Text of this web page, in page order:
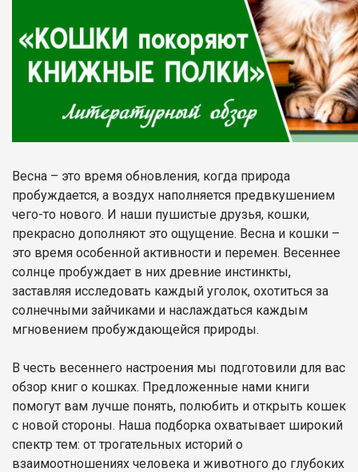
Весна – это время обновления, когда природа
пробуждается, а воздух наполняется предвкушением
чего-то нового. И наши пушистые друзья, кошки,
прекрасно дополняют это ощущение. Весна и кошки –
это время особенной активности и перемен. Весеннее
солнце пробуждает в них древние инстинкты,
заставляя исследовать каждый уголок, охотиться за
солнечными зайчиками и наслаждаться каждым
мгновением пробуждающейся природы.
В честь весеннего настроения мы подготовили для вас
обзор книг о кошках. Предложенные нами книги
помогут вам лучше понять, полюбить и открыть кошек
с новой стороны. Наша подборка охватывает широкий
спектр тем: от трогательных историй о
взаимоотношениях человека и животного до глубоких